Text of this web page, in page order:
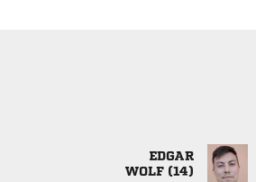

 